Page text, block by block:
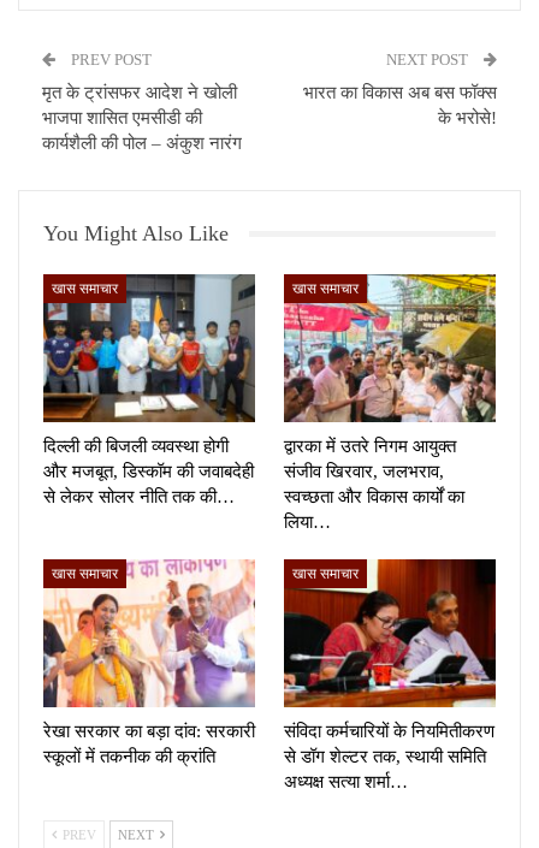
PREV POST
मृत के ट्रांसफर आदेश ने खोली
भाजपा शासित एमसीडी की
कार्यशैली की पोल – अंकुश नारंग
NEXT POST
भारत का विकास अब बस फॉक्स
के भरोसे!
You Might Also Like
खास समाचार
दिल्ली की बिजली व्यवस्था होगी
और मजबूत, डिस्कॉम की जवाबदेही
से लेकर सोलर नीति तक की…
खास समाचार
द्वारका में उतरे निगम आयुक्त
संजीव खिरवार, जलभराव,
स्वच्छता और विकास कार्यों का
लिया…
खास समाचार
रेखा सरकार का बड़ा दांव: सरकारी
स्कूलों में तकनीक की क्रांति
खास समाचार
संविदा कर्मचारियों के नियमितीकरण
से डॉग शेल्टर तक, स्थायी समिति
अध्यक्ष सत्या शर्मा…
PREV NEXT